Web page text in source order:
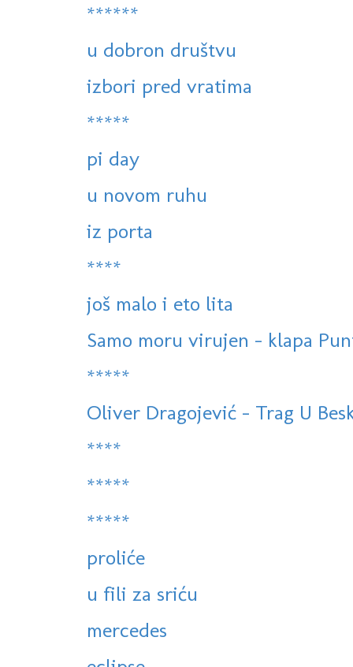
******
u dobron društvu
izbori pred vratima
*****
pi day
u novom ruhu
iz porta
****
još malo i eto lita
Samo moru virujen - klapa
*****
Oliver Dragojević - Trag U
****
*****
*****
proliće
u fili za sriću
mercedes